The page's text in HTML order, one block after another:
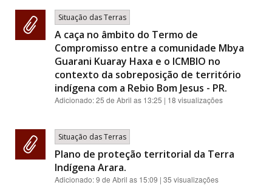
Situação das Terras
A caça no âmbito do Termo de
Compromisso entre a comunidade Mbya
Guarani Kuaray Haxa e o ICMBIO no
contexto da sobreposição de território
indígena com a Rebio Bom Jesus - PR.
Adicionado:25 de Abril as 13:25 | 18 visualizações
Situação das Terras
Plano de proteção territorial da Terra
Indígena Arara.
Adicionado:9 de Abril as 15:09 | 35 visualizações